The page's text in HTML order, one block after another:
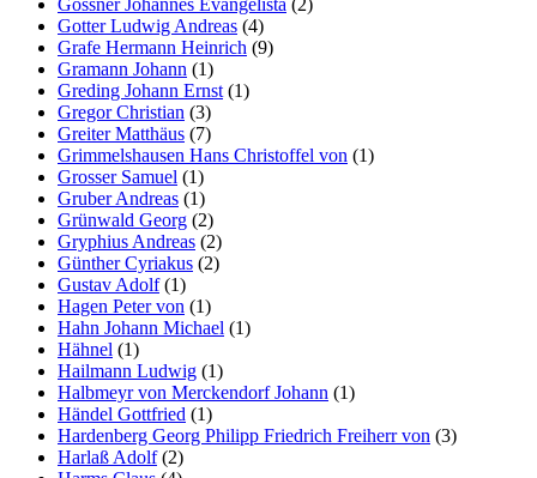
Gotter Ludwig Andreas (4)
Grafe Hermann Heinrich (9)
Gramann Johann (1)
Greding Johann Ernst (1)
Gregor Christian (3)
Greiter Matthäus (7)
Grimmelshausen Hans Christoffel von (1)
Grosser Samuel (1)
Gruber Andreas (1)
Grünwald Georg (2)
Gryphius Andreas (2)
Günther Cyriakus (2)
Gustav Adolf(1)
Hagen Peter von (1)
Hahn Johann Michael (1)
Hähnel (1)
Hailmann Ludwig (1)
Halbmeyr von Merckendorf Johann (1)
Händel Gottfried (1)
Hardenberg Georg Philipp Friedrich Freiherr von (3)
Harlaß Adolf(2)